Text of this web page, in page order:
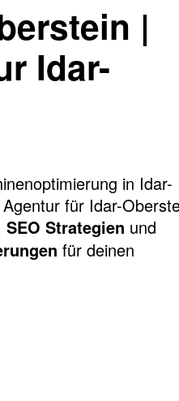
|
Idar-
in Idar-
für Idar-
SEO Strategien und
für deinen